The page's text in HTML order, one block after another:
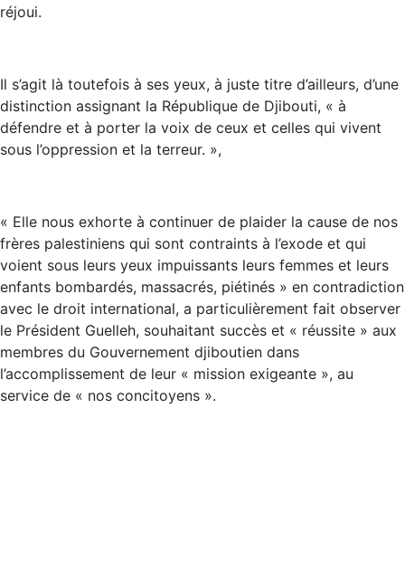
réjoui.
Il s’agit là toutefois à ses yeux, à juste titre d’ailleurs, d’une
distinction assignant la République de Djibouti, « à
défendre et à porter la voix de ceux et celles qui vivent
sous l’oppression et la terreur. »,
« Elle nous exhorte à continuer de plaider la cause de nos
frères palestiniens qui sont contraints à l’exode et qui
voient sous leurs yeux impuissants leurs femmes et leurs
enfants bombardés, massacrés, piétinés » en contradiction
avec le droit international, a particulièrement fait observer
le Président Guelleh, souhaitant succès et « réussite » aux
membres du Gouvernement djiboutien dans
l’accomplissement de leur « mission exigeante », au
service de « nos concitoyens ».